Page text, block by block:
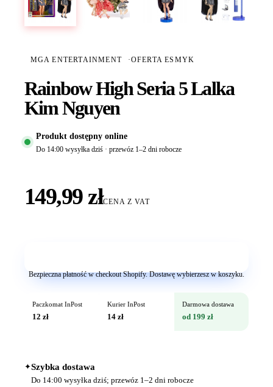
MGA ENTERTAINMENT ·OFERTA ESMYK
Rainbow High Seria 5 Lalka
Kim Nguyen
Produkt dostępny online
Do 14:00 wysyłka dziś · przewóz 1–2 dni robocze
149,99 złCENA Z VAT
Bezpieczna płatność w checkout Shopify. Dostawę wybierzesz w koszyku.
Paczkomat InPost
12 zł
Kurier InPost
14 zł
Darmowa dostawa
od 199 zł
✦Szybka dostawa
Do 14:00 wysyłka dziś; przewóz 1–2 dni robocze